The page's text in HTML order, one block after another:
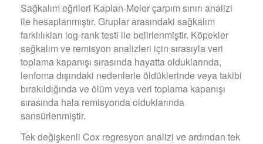
Sağkalım eğrileri Kaplan-Meier çarpım sınırı analizi
ile hesaplanmıştır. Gruplar arasındaki sağkalım
farklılıkları log-rank testi ile belirlenmiştir. Köpekler
sağkalım ve remisyon analizleri için sırasıyla veri
toplama kapanışı sırasında hayatta olduklarında,
lenfoma dışındaki nedenlerle öldüklerinde veya takibi
bırakıldığında ve ölüm veya veri toplama kapanışı
sırasında hala remisyonda olduklarında
sansürlenmiştir.
Tek değişkenli Cox regresyon analizi ve ardından tek